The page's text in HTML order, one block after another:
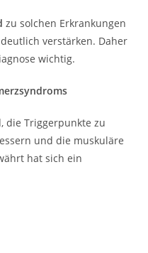
zu solchen Erkrankungen
verstärken. Daher
wichtig.
die Triggerpunkte zu
und die muskuläre
hat sich ein